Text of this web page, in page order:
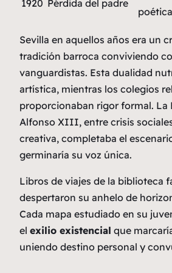
1920 Pérdida del padre
poética
Sevilla en aquellos años era un
tradición barroca conviviendo
vanguardistas. Esta dualidad
artística, mientras los colegios
proporcionaban rigor formal. La
Alfonso XIII, entre crisis
creativa, completaba el
germinaría su voz única.
Libros de viajes de la biblioteca
despertaron su anhelo de
Cada mapa estudiado en su
el exilio existencial que
uniendo destino personal y